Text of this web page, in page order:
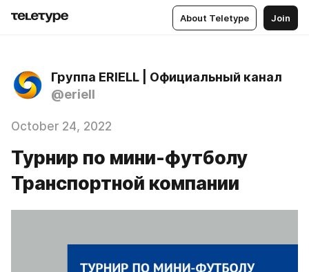
About Teletype Join
Группа ERIELL | Официальный канал
@eriell
October 24, 2022
Турнир по мини-футболу
Транспортной компании